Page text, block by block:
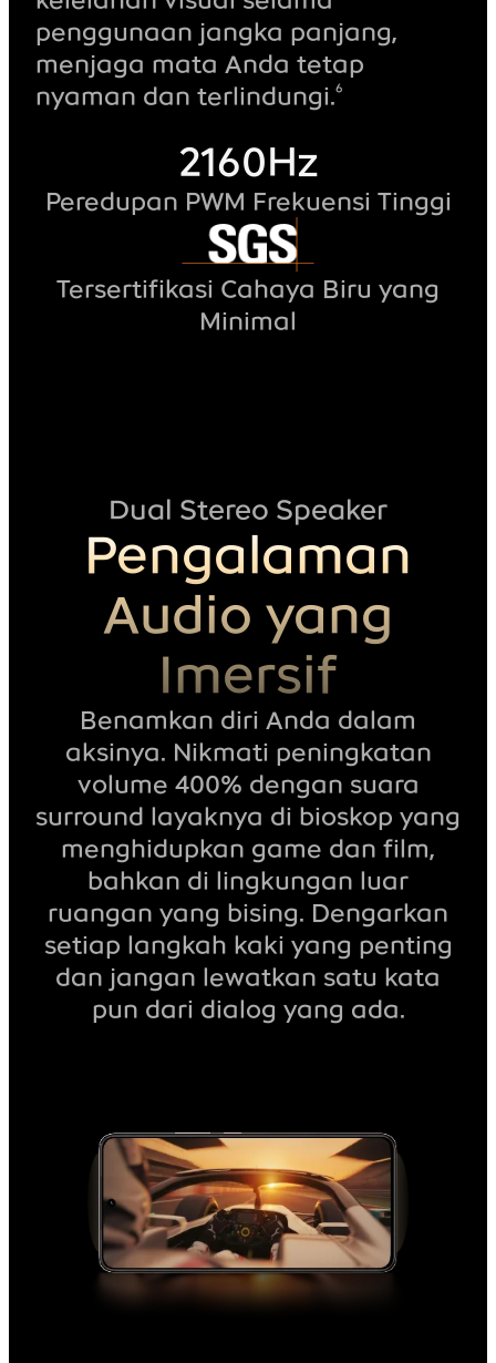
penggunaan jangka panjang,
menjaga mata Anda tetap
nyaman dan terlindungi.6
2160Hz
Peredupan PWM Frekuensi Tinggi
Tersertifikasi Cahaya Biru yang
Minimal
Dual Stereo Speaker
Pengalaman
Audio yang
Imersif
Benamkan diri Anda dalam
aksinya. Nikmati peningkatan
volume 400% dengan suara
surround layaknya di bioskop yang
menghidupkan game dan film,
bahkan di lingkungan luar
ruangan yang bising. Dengarkan
setiap langkah kaki yang penting
dan jangan lewatkan satu kata
pun dari dialog yang ada.